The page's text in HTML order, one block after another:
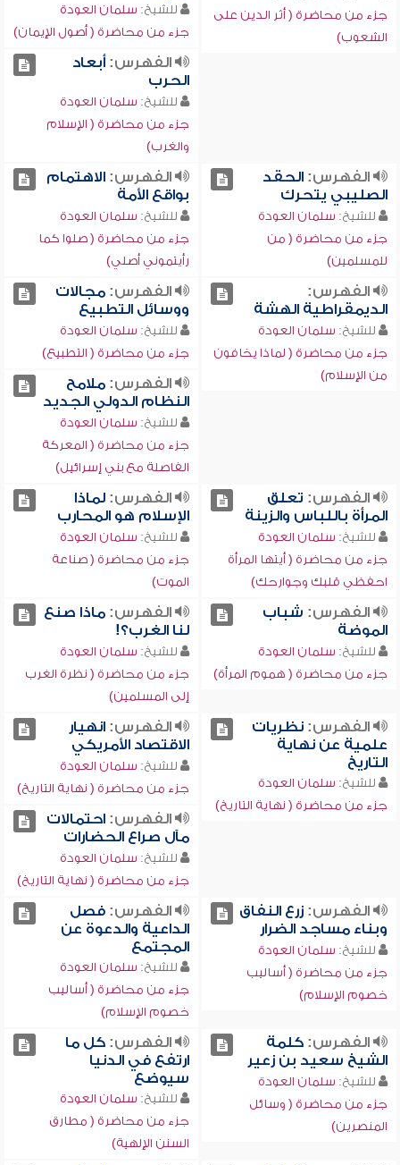
جزء من محاضرة ( أثر الدين على
الشعوب)
للشيخ: سلمان العودة
جزء من محاضرة ( أصول الإيمان)
الفهرس:أبعاد
الحرب
للشيخ: سلمان العودة
جزء من محاضرة ( الإسلام
والغرب)
الفهرس:الحقد
الصليبي يتحرك
للشيخ: سلمان العودة
جزء من محاضرة ( من
للمسلمين)
الفهرس:الاهتمام
بواقع الأمة
للشيخ: سلمان العودة
جزء من محاضرة ( صلوا كما
رأيتموني أصلي)
الفهرس:
الديمقراطية الهشة
للشيخ: سلمان العودة
جزء من محاضرة ( لماذا يخافون
من الإسلام)
الفهرس:مجالات
ووسائل التطبيع
للشيخ: سلمان العودة
جزء من محاضرة ( التطبيع)
الفهرس:ملامح
النظام الدولي الجديد
للشيخ: سلمان العودة
جزء من محاضرة ( المعركة
الفاصلة مع بني إسرائيل)
الفهرس: تعلق
المرأة باللباس والزينة
للشيخ: سلمان العودة
جزء من محاضرة ( أيتها المرأة
احفظي قلبك وجوارحك)
الفهرس:لماذا
الإسلام هو المحارب
للشيخ: سلمان العودة
جزء من محاضرة ( صناعة
الموت)
الفهرس: شباب
الموضة
للشيخ: سلمان العودة
جزء من محاضرة ( هموم المرأة)
الفهرس:ماذا صنع
لنا الغرب؟!
للشيخ: سلمان العودة
جزء من محاضرة ( نظرة الغرب
إلى المسلمين)
الفهرس:نظريات
علمية عن نهاية
التاريخ
للشيخ: سلمان العودة
جزء من محاضرة ( نهاية التاريخ)
الفهرس:انهيار
الاقتصاد الأمريكي
للشيخ: سلمان العودة
جزء من محاضرة ( نهاية التاريخ)
الفهرس:احتمالات
مآل صراع الحضارات
للشيخ: سلمان العودة
جزء من محاضرة ( نهاية التاريخ)
الفهرس:زرع النفاق
وبناء مساجد الضرار
للشيخ: سلمان العودة
جزء من محاضرة ( أساليب
خصوم الإسلام)
الفهرس:فصل
الداعية والدعوة عن
المجتمع
للشيخ: سلمان العودة
جزء من محاضرة ( أساليب
خصوم الإسلام)
الفهرس:كلمة
الشيخ سعيد بن زعير
للشيخ: سلمان العودة
جزء من محاضرة ( وسائل
المنصرين)
الفهرس:كل ما
ارتفع في الدنيا
سيوضع
للشيخ: سلمان العودة
جزء من محاضرة ( مطارق
السنن الإلهية)